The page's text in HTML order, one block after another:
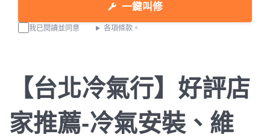
一鍵叫修
我已閱讀並同意 各項條款。
【台北冷氣行】好評店
家推薦-冷氣安裝、維